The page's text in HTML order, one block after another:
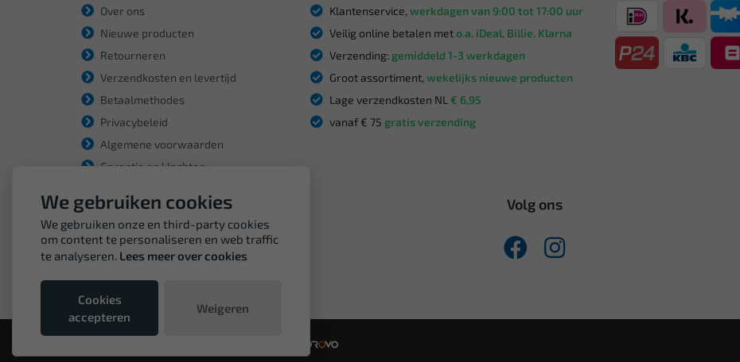
Over ons
Nieuwe producten
Retourneren
Verzendkosten en levertijd
Betaalmethodes
Privacybeleid
Algemene voorwaarden
Garantie en klachten
Klantenservice, werkdagen van 9:00 tot 17:00 uur
Veilig online betalen meto.a. iDeal, Billie, Klarna
Verzending: gemiddeld 1-3 werkdagen
Groot assortiment, wekelijks nieuwe producten
Lage verzendkosten NL € 6,95
vanaf € 75 gratis verzending
Volg ons
We gebruiken cookies
We gebruiken onze en third-party cookies
om content te personaliseren en web traffic
te analyseren. Lees meer over cookies
Cookies
accepteren
Weigeren